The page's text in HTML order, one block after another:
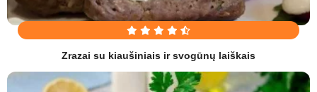
Zrazai su kiaušiniais ir svogūnų laiškais